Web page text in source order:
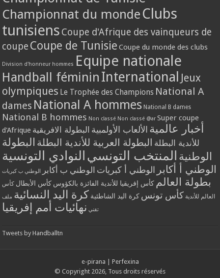
Championnat du monde Clubs
tunisiens Coupe d'Afrique des vainqueurs de
coupe Coupe de Tunisie Coupe du monde des clubs
Division d'honneur hommes Equipe nationale
Handball féminin International Jeux
olympiques Le Trophée des Champions National A
dames National A hommes National B dames
National B hommes Non classé Non classé @ar Super coupe
d'Afrique
أخبار عالمية الألعاب الأولمبية البطولة الافريقية
للأندية البطلة البطولة العربية للأندية البطلة البطولة
الوطنية المنتخب التونسي النوادي التونسية
الوطني أ أكابر الوطني أ كبريات الوطني ب أكابر الوطني ب كبريات
بطولة العالم كأس إفريقيا للأندية الفائزة بالكؤوس كأس الأبطال كأس
العالم للأندية كأس تونس كرة اليد الشاطئية كرة اليد النسائية ملف
تقني نهائيات أمم إفريقيا
Tweets by Handballtn
e-pirana
Perfexina
© Copyright 2026, Tous droits réservés